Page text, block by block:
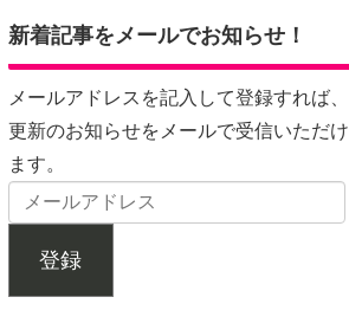
新着記事をメールでお知らせ！
メールアドレスを記入して登録すれば、
更新のお知らせをメールで受信いただけ
ます。
登録